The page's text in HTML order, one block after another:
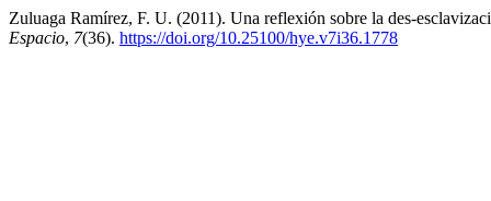
Zuluaga Ramírez, F. U. (2011). Una reflexión sobre la des-
Espacio, 7(36). https://doi.org/10.25100/hye.v7i36.1778